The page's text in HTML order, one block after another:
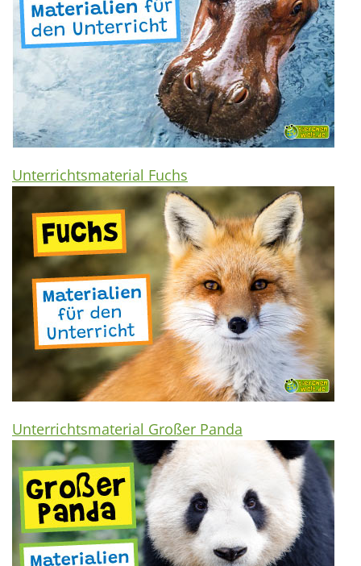
Unterrichtsmaterial Fuchs
Unterrichtsmaterial Großer Panda